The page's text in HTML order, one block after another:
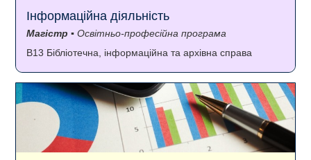
Інформаційна діяльність
Магістр ▪ Освітньо-професійна програма
B13 Бібліотечна, інформаційна та архівна справа